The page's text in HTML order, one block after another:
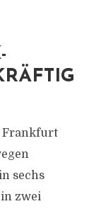
Frankfurt
sechs
zwei